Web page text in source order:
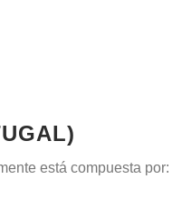
está compuesta